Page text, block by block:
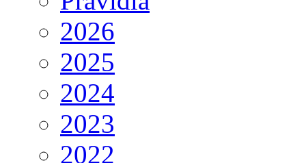
2026
2025
2024
2023
2022